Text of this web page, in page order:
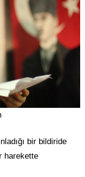
bir bildiride
harekette